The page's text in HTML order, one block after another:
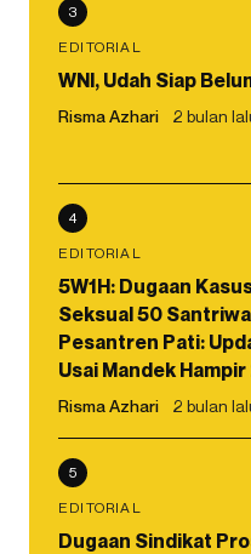
3
EDITORIAL
WNI, Udah Siap
Risma Azhari 2 bulan
4
EDITORIAL
5W1H: Dugaan
Seksual 50
Pesantren Pati:
Usai Mandek Hampir
Risma Azhari 2 bulan
5
EDITORIAL
Dugaan Sindikat